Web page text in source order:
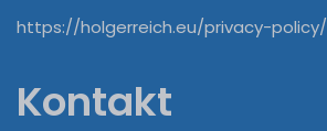
https://holgerreich.eu/privacy-policy/
Kontakt